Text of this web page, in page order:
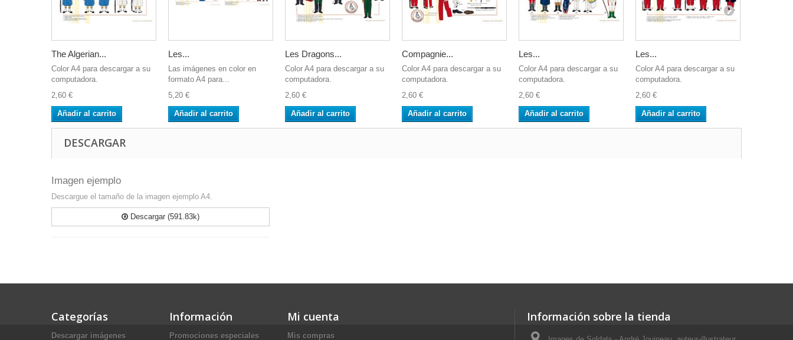
The Algerian...
Color A4 para descargar a su
computadora.
2,60 €
Añadir al carrito
Les...
Las imágenes en color en
formato A4 para...
5,20 €
Añadir al carrito
Les Dragons...
Color A4 para descargar a su
computadora.
2,60 €
Añadir al carrito
Compagnie...
Color A4 para descargar a su
computadora.
2,60 €
Añadir al carrito
Les...
Color A4 para descargar a su
computadora.
2,60 €
Añadir al carrito
Les...
Color A4 para descargar a su
computadora.
2,60 €
Añadir al carrito
DESCARGAR
Imagen ejemplo
Descargue el tamaño de la imagen ejemplo A4.
Descargar (591.83k)
Categorías
Descargar imágenes
Información
Promociones especiales
Mi cuenta
Mis compras
Información sobre la tienda